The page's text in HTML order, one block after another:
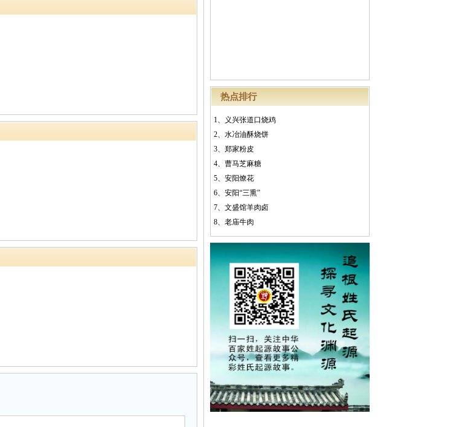
热点排行
1、
义兴张道口烧鸡
2、 水冶油酥烧饼
3、 郑家粉皮
4、 曹马芝麻糖
5、 安阳燎花
6、 安阳“三熏”
7、 文盛馆羊肉卤
8、 老庙牛肉